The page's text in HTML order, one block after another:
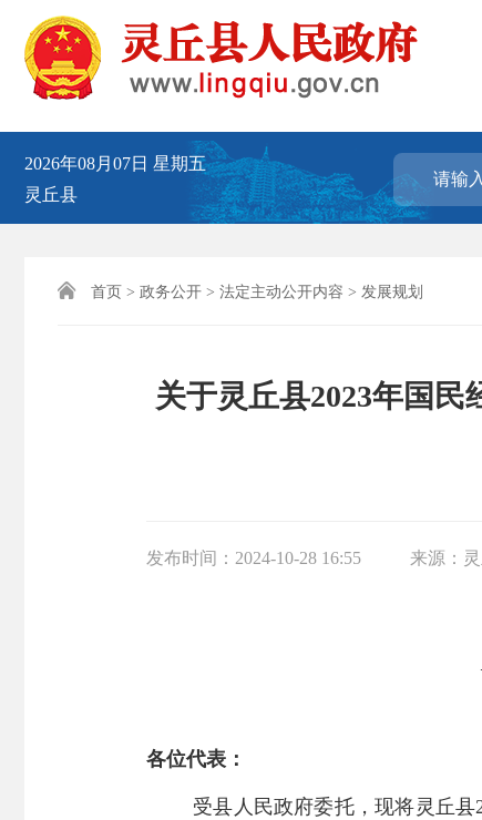
2026年08月07日 星期五
灵丘县
 首页 > 政务公开 > 法定主动公开内容 > 发展规划
关于灵丘县2023年国
发布时间： 2024-10-28 16:55 来源：
各位代表：
受县人民政府委托，现将灵丘县